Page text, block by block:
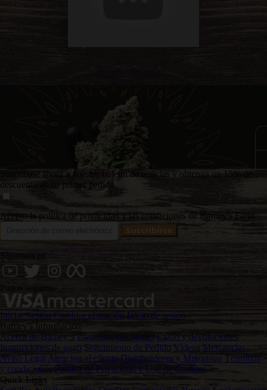
Suscríbase ahora a nuestro boletín de noticias y obtenga un 15% de
descuento en su primer pedido.
Acepto la política de privacidad y las condiciones de Barney's Farm
Síguenos en
Pagos seguros
Iniciar Sesión Cambiar ubicación
Inicio de sesión
Barney's Información
Acerca de Barney´s Preguntas frecuentes Envío y devoluciones
Instrucciones de pago Seguimiento de Pedido Vídeos Mercancías
Aviso Legal
Atencion al cliente Distribuidores y Minoristas
Términos
y condiciones
Política de Privacidad y Uso de Cookies
Quick Links